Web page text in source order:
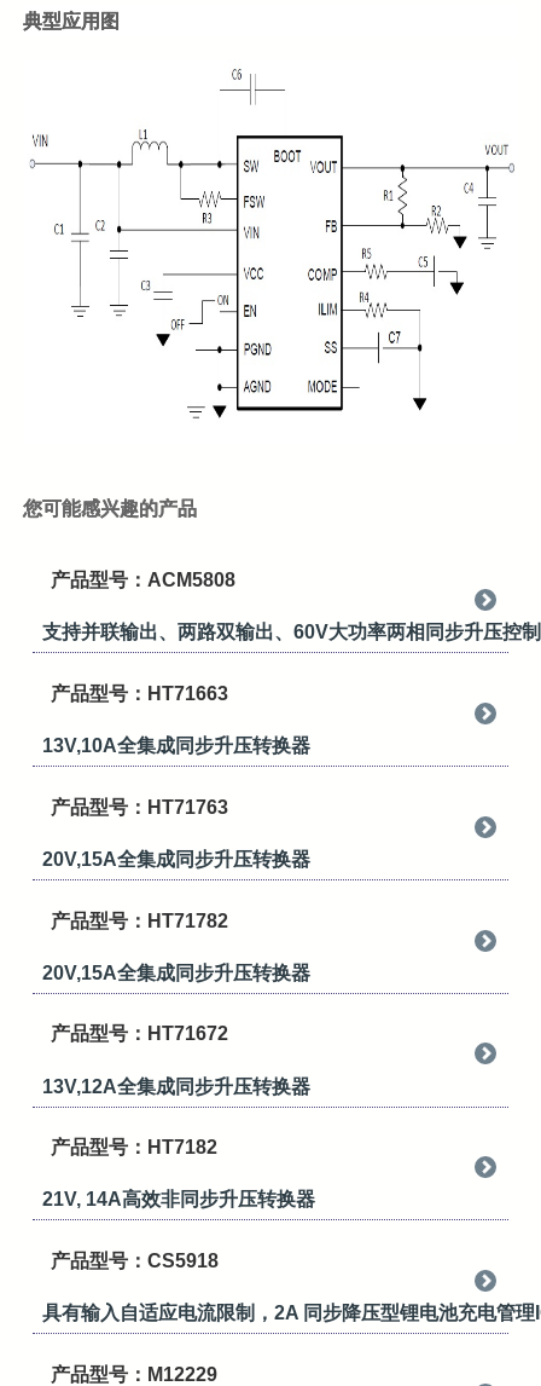
典型应用图
您可能感兴趣的产品
产品型号：ACM5808
支持并联输出、两路双输出、60V大功率两相同步升压控
产品型号：HT71663
13V,10A全集成同步升压转换器
产品型号：HT71763
20V,15A全集成同步升压转换器
产品型号：HT71782
20V,15A全集成同步升压转换器
产品型号：HT71672
13V,12A全集成同步升压转换器
产品型号：HT7182
21V, 14A高效非同步升压转换器
产品型号：CS5918
具有输入自适应电流限制，2A 同步降压型锂电池充电管理
产品型号：M12229